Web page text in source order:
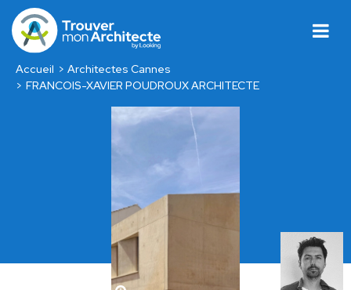
Accueil
Architectes Cannes
FRANCOIS-XAVIER POUDROUX ARCHITECTE